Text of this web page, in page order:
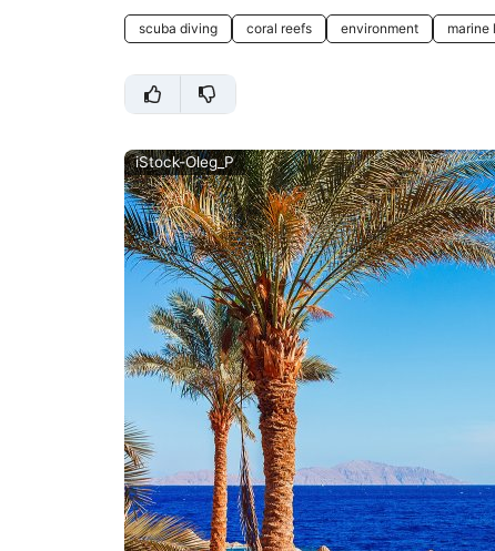
scuba diving coral reefs environment marine
iStock-Oleg_P